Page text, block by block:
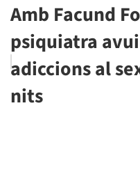
Amb Facund
psiquiatra
adiccions al
nits